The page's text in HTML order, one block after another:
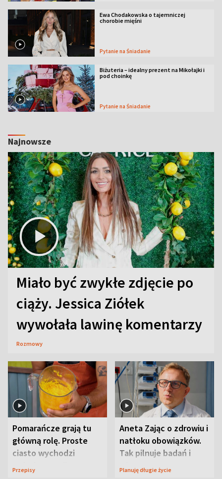
Ewa Chodakowska o tajemniczej
chorobie mięśni
Pytanie na Śniadanie
Biżuteria – idealny prezent na Mikołajki i
pod choinkę
Pytanie na Śniadanie
Najnowsze
Miało być zwykłe zdjęcie po
ciąży. Jessica Ziółek
wywołała lawinę komentarzy
Rozmowy
Pomarańcze grają tu
główną rolę. Proste
ciasto wychodzi
wyjątkowo wilgotne
Przepisy
Aneta Zając o zdrowiu i
natłoku obowiązków.
Tak pilnuje badań i
wizyt
Planuję długie życie